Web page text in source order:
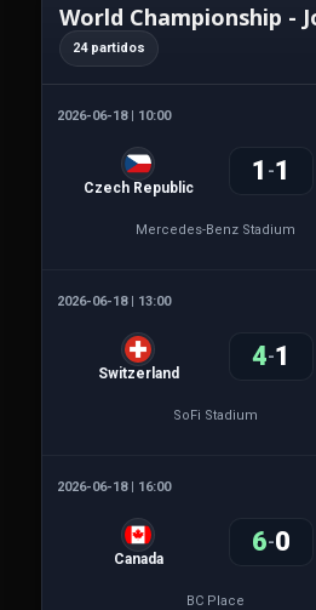
World Championship -
24 partidos
2026-06-18 | 10:00
Czech Republic
1 -1
Mercedes-Benz Stadium
2026-06-18 | 13:00
Switzerland
4-1
SoFi Stadium
2026-06-18 | 16:00
Canada
6-0
BC Place